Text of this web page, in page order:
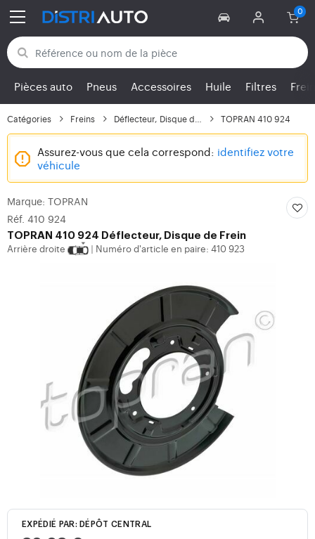
Retour aux catégories
Pièces auto Pneus Accessoires Huile Filtres
Catégories Freins TOPRAN 410 924
Assurez-vous que cela correspond: identifiez votre
véhicule
Marque: TOPRAN
Réf. 410 924
TOPRAN 410 924 Déflecteur, Disque de Frein
Arrière droite Numéro d'article en paire: 410 923
EXPÉDIÉ PAR: DÉPÔT CENTRAL